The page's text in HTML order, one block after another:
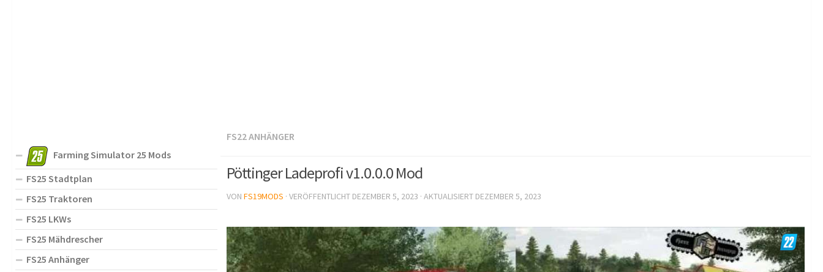
FS22 ANHÄNGER
Pöttinger Ladeprofi v1.0.0.0 Mod
VON FS19MODS · VERÖFFENTLICHT DEZEMBER 5, 2023 · AKTUALISIERT DEZEMBER 5, 2023
Farming Simulator 25 Mods
FS25 Stadtplan
FS25 Traktoren
FS25 LKWs
FS25 Mähdrescher
FS25 Anhänger